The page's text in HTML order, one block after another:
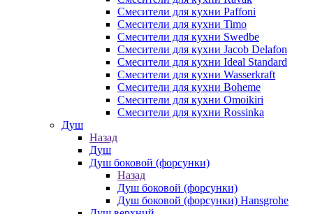
Смесители для кухни Paffoni
Смесители для кухни Timo
Смесители для кухни Swedbe
Смесители для кухни Jacob Delafon
Смесители для кухни Ideal Standard
Смесители для кухни Wasserkraft
Смесители для кухни Boheme
Смесители для кухни Omoikiri
Смесители для кухни Rossinka
Душ
Назад
Душ
Душ боковой (форсунки)
Назад
Душ боковой (форсунки)
Душ боковой (форсунки) Hansgrohe